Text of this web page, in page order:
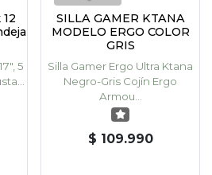
5
SILLA GAMER KTANA
MODELO ERGO COLOR
GRIS
Silla Gamer Ergo Ultra Ktana
Negro-Gris Cojín Ergo
Armou...
$ 109.990